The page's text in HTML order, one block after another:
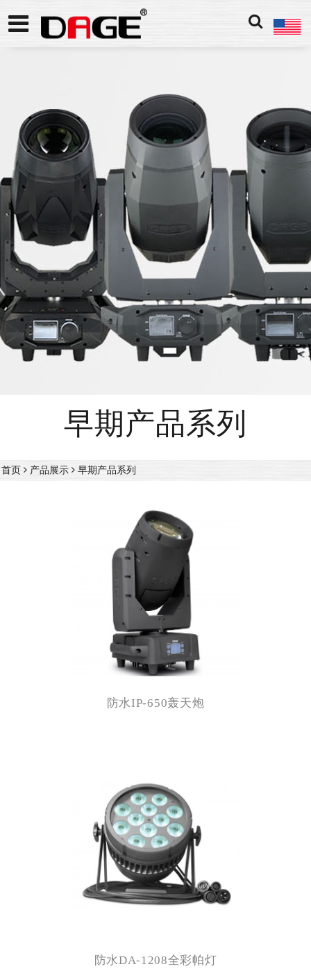
早期产品系列
首页 产品展示 早期产品系列
防水IP-650轰天炮
防水DA-1208全彩帕灯